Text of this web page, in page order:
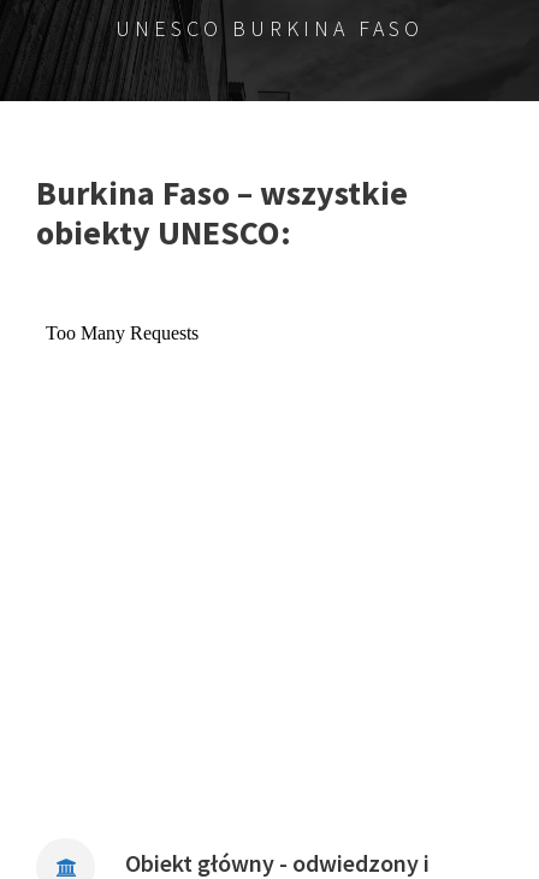
UNESCO BURKINA FASO
Burkina Faso – wszystkie
obiekty UNESCO:
Obiekt główny - odwiedzony i